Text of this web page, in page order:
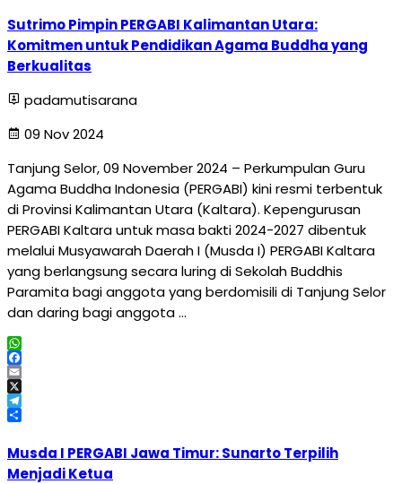
Sutrimo Pimpin PERGABI Kalimantan Utara:
Komitmen untuk Pendidikan Agama Buddha yang
Berkualitas
padamutisarana
09 Nov 2024
Tanjung Selor, 09 November 2024 – Perkumpulan Guru
Agama Buddha Indonesia (PERGABI) kini resmi terbentuk
di Provinsi Kalimantan Utara (Kaltara). Kepengurusan
PERGABI Kaltara untuk masa bakti 2024-2027 dibentuk
melalui Musyawarah Daerah I (Musda I) PERGABI Kaltara
yang berlangsung secara luring di Sekolah Buddhis
Paramita bagi anggota yang berdomisili di Tanjung Selor
dan daring bagi anggota …
WhatsApp
Facebook
Email
X
Telegram
Musda I PERGABI Jawa Timur: Sunarto Terpilih
Menjadi Ketua